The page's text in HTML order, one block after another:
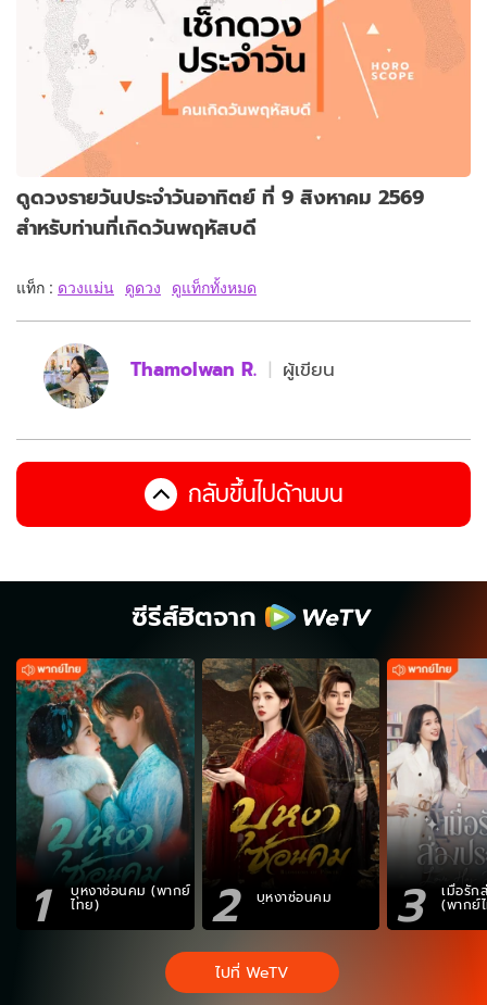
ดูดวงรายวันประจำวันอาทิตย์ ที่ 9 สิงหาคม 2569
สำหรับท่านที่เกิดวันพฤหัสบดี
แท็ก : ดวงแม่น ดูดวง ดูแท็กทั้งหมด
Thamolwan R. ผู้เขียน
กลับขึ้นไปด้านบน
ซีรีส์ฮิตจาก
1 บุหงาซ่อนคม (พากย์
ไทย) 2 บุหงาซ่อนคม 3 เมื่อรัก
(พากย์
ไปที่ WeTV